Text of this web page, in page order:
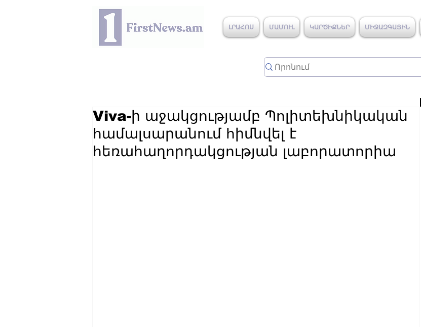
ԼՐԱՀՈՍ ՄԱՄՈՒԼ ԿԱՐԾԻՔՆԵՐ ՄԻՋԱԶԳԱՅԻՆ
Viva-ի աջակցությամբ Պոլիտեխնիկական
համալսարանում հիմնվել է
հեռահաղորդակցության լաբորատորիա